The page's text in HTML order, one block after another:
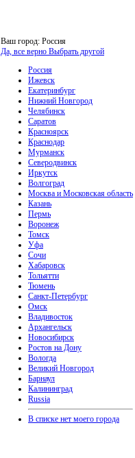
Ваш город: Россия
Да, все верно Выбрать другой
Россия
Ижевск
Екатеринбург
Нижний Новгород
Челябинск
Саратов
Красноярск
Краснодар
Мурманск
Северодвинск
Иркутск
Волгоград
Москва и Московская область
Казань
Пермь
Воронеж
Томск
Уфа
Сочи
Хабаровск
Тольятти
Тюмень
Санкт-Петербург
Омск
Владивосток
Архангельск
Новосибирск
Ростов на Дону
Вологда
Великий Новгород
Барнаул
Калининград
Russia
В списке нет моего города